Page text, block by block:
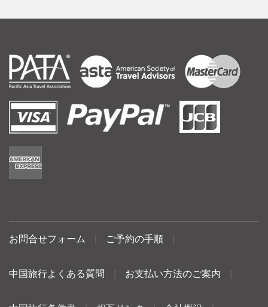
お問合せフォーム ご予約の手順
中国旅行よくある質問 お支払い方法のご案内